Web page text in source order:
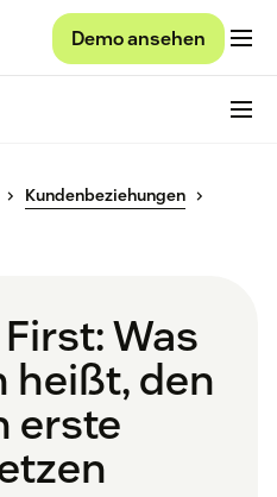
Demo ansehen
Kundenbeziehungen
Was
heißt, den
erste